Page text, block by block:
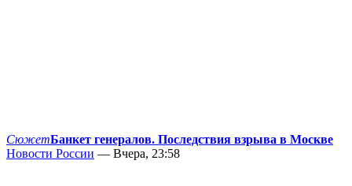
СюжетБанкет генералов. Последствия взрыва в Москве
Новости России — Вчера, 23:58